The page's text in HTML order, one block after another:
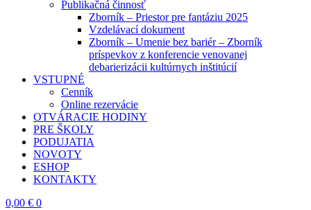
Publikačná činnosť
Zborník – Priestor pre fantáziu 2025
Vzdelávací dokument
Zborník – Umenie bez bariér – Zborník
príspevkov z konferencie venovanej
debarierizácii kultúrnych inštitúcií
VSTUPNÉ
Cenník
Online rezervácie
OTVÁRACIE HODINY
PRE ŠKOLY
PODUJATIA
NOVOTY
ESHOP
KONTAKTY
0,00 € 0